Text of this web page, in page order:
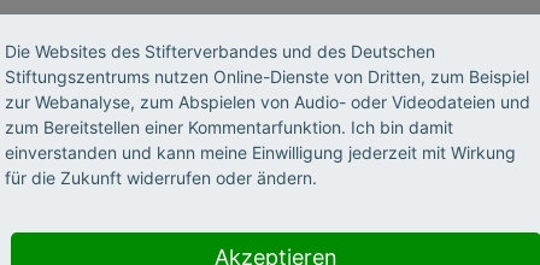
ZU GAST BEI
in unserem Podcast „Forschergeist“, moderiert von
Die Websites des Stifterverbandes und des Deutschen
Stiftungszentrums nutzen Online-Dienste von Dritten, zum Beispiel
zur Webanalyse, zum Abspielen von Audio- oder Videodateien und
zum Bereitstellen einer Kommentarfunktion. Ich bin damit
einverstanden und kann meine Einwilligung jederzeit mit Wirkung
für die Zukunft widerrufen oder ändern.
Akzeptieren